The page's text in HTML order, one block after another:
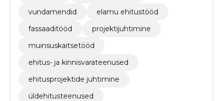
vundamendid
elamu ehitustööd
fassaaditööd
projektijuhtimine
muinsuskaitsetööd
ehitus- ja kinnisvarateenused
ehitusprojektide juhtimine
üldehitusteenused